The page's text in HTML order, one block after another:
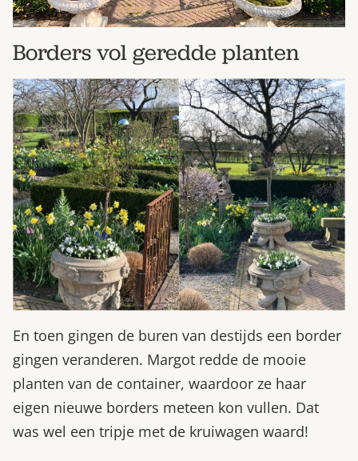
Borders vol geredde planten
En toen gingen de buren van destijds een border
gingen veranderen. Margot redde de mooie
planten van de container, waardoor ze haar
eigen nieuwe borders meteen kon vullen. Dat
was wel een tripje met de kruiwagen waard!